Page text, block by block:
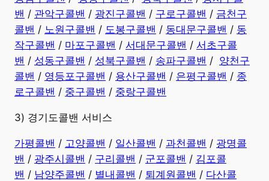
밴 / 관악구콜밴 / 광진구콜밴 / 구로구콜밴 / 금천구
콜밴 / 노원구콜밴 / 도봉구콜밴 / 동대문구콜밴 / 동
작구콜밴 / 마포구콜밴 / 서대문구콜밴 / 서초구콜
밴 / 성동구콜밴 / 성북구콜밴 / 송파구콜밴 / 양천구
콜밴 / 영등포구콜밴 / 용산구콜밴 / 은평구콜밴 / 종
로구콜밴 / 중구콜밴 / 중랑구콜밴
3) 경기도콜밴 서비스
가평콜밴 / 고양콜밴 / 일산콜밴 / 과천콜밴 / 광명콜
밴 / 광주시콜밴 / 구리콜밴 / 군포콜밴 / 김포콜
밴 / 남양주콜밴 / 별내콜밴 / 퇴계원콜밴 / 다산콜